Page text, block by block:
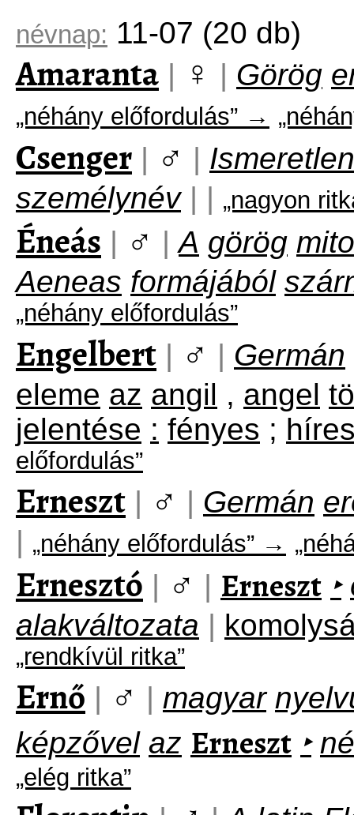
névnap: 11-07 (20 db)
Amaranta | ♀ | Görög
„néhány előfordulás” →
Csenger | ♂ | Ismeretlen
személynév | | „nagyon
Éneás | ♂ | A görög
Aeneas formájából
„néhány előfordulás”
Engelbert | ♂ | Germán
eleme az angil , angel
jelentése : fényes ;
előfordulás”
Erneszt | ♂ | Germán
| „néhány előfordulás” →
Ernesztó | ♂ | Erneszt ‣
alakváltozata |
„rendkívül ritka”
Ernő | ♂ | magyar
képzővel az Erneszt ‣
„elég ritka”